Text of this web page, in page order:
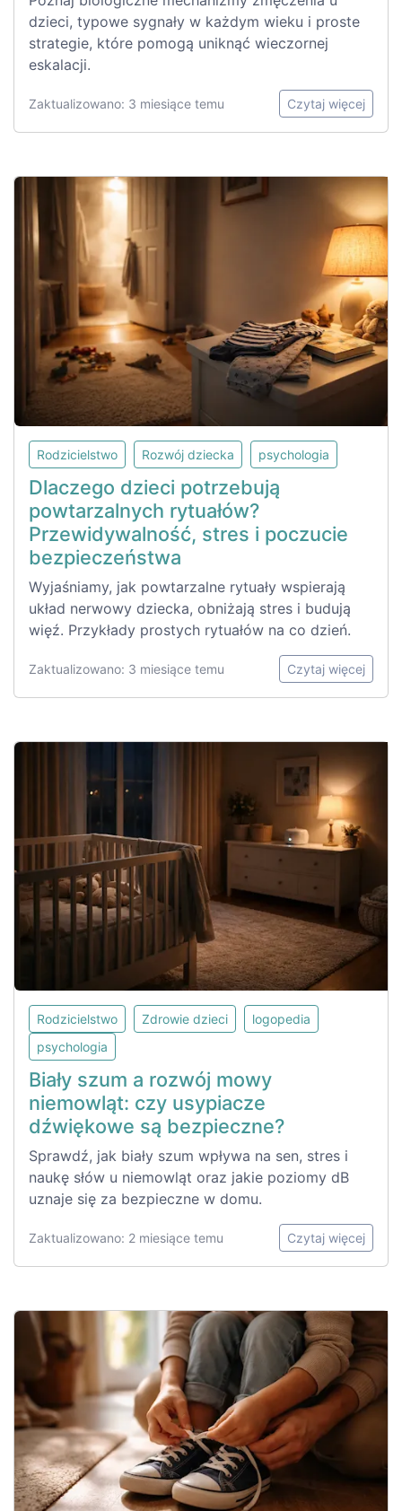
dzieci, typowe sygnały w każdym wieku i proste
strategie, które pomogą uniknąć wieczornej
eskalacji.
Zaktualizowano: 3 miesiące temu Czytaj więcej
Rodzicielstwo Rozwój dziecka psychologia
Dlaczego dzieci potrzebują
powtarzalnych rytuałów?
Przewidywalność, stres i poczucie
bezpieczeństwa
Wyjaśniamy, jak powtarzalne rytuały wspierają
układ nerwowy dziecka, obniżają stres i budują
więź. Przykłady prostych rytuałów na co dzień.
Zaktualizowano: 3 miesiące temu Czytaj więcej
Rodzicielstwo Zdrowie dzieci
logopedia
psychologia
Biały szum a rozwój mowy
niemowląt: czy usypiacze
dźwiękowe są bezpieczne?
Sprawdź, jak biały szum wpływa na sen, stres i
naukę słów u niemowląt oraz jakie poziomy dB
uznaje się za bezpieczne w domu.
Zaktualizowano: 2 miesiące temu Czytaj więcej